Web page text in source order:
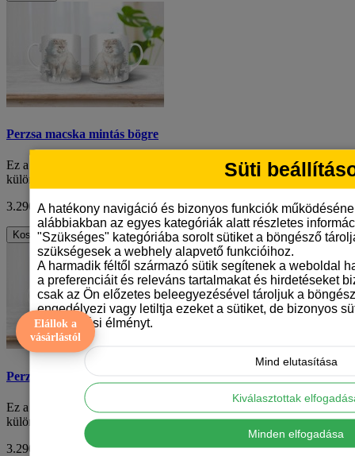
Perzsa macska mintás bögre
Ez a perzsa macska mintás kerámiabögre egy igazán egyedi és
különleges konyhai kiegészítő minden mac..
3.290 FtÁFA nélkül: 2.591 Ft
Kosárba
Perzsa macska mintás bögre
Ez a perzsa macska mintás kerámiabögre egy igazán egyedi és
különleges konyhai kiegészítő minden mac..
3.290 Ft
ÁFA nélkül: 2.591 Ft
Elállok a
vásárlástól
Süti
A hatékony navigáció és bizonyos funkciók
alábbiakban az egyes kategóriák alatt részletes
"Szükséges" kategóriába sorolt sütiket a böngésző
szükségesek a webhely alapvető funkcióihoz.
A harmadik féltől származó sütik segítenek a weboldal
a preferenciáit és releváns tartalmakat és hirdetéseket
csak az Ön előzetes beleegyezésével tároljuk a
engedélyezi vagy letiltja ezeket a sütiket, de bizonyos
böngészési élményt.
Mind elutasítása
Kiválasztottak
Minden elfogadása